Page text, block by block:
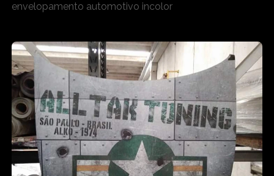
envelopamento automotivo incolor